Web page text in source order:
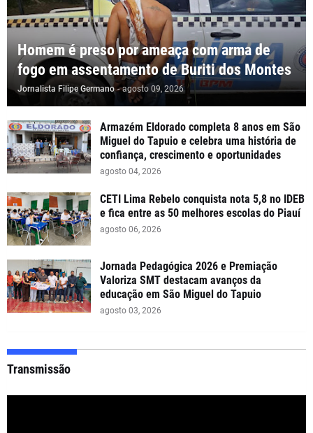
Homem é preso por ameaça com arma de
fogo em assentamento de Buriti dos Montes
Jornalista Filipe Germano - agosto 09, 2026
Armazém Eldorado completa 8 anos em São
Miguel do Tapuio e celebra uma história de
confiança, crescimento e oportunidades
agosto 04, 2026
CETI Lima Rebelo conquista nota 5,8 no IDEB
e fica entre as 50 melhores escolas do Piauí
agosto 06, 2026
Jornada Pedagógica 2026 e Premiação
Valoriza SMT destacam avanços da
educação em São Miguel do Tapuio
agosto 03, 2026
Transmissão